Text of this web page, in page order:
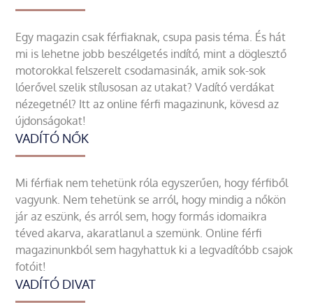
Egy magazin csak férfiaknak, csupa pasis téma. És hát
mi is lehetne jobb beszélgetés indító, mint a döglesztő
motorokkal felszerelt csodamasinák, amik sok-sok
lóerővel szelik stílusosan az utakat? Vadító verdákat
nézegetnél? Itt az online férfi magazinunk, kövesd az
újdonságokat!
VADÍTÓ NŐK
Mi férfiak nem tehetünk róla egyszerűen, hogy férfiből
vagyunk. Nem tehetünk se arról, hogy mindig a nőkön
jár az eszünk, és arról sem, hogy formás idomaikra
téved akarva, akaratlanul a szemünk. Online férfi
magazinunkból sem hagyhattuk ki a legvadítóbb csajok
fotóit!
VADÍTÓ DIVAT